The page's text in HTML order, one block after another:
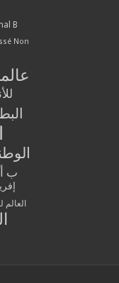
B
Non
ب
العالم